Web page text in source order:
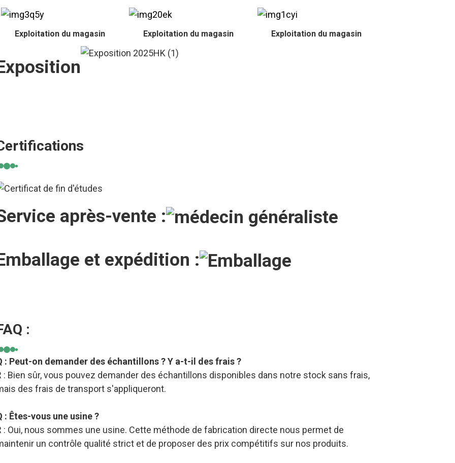
Exploitation du magasin Exploitation du magasin Exploitation du magasin
après-vente :
et expédition :
:
: Peut-on demander des échantillons ? Y a-t-il des frais ?
: Bien sûr, vous pouvez demander des échantillons disponibles dans notre stock sans frais,
des frais de transport s'appliqueront.
: Êtes-vous une usine ?
: Oui, nous sommes une usine. Cette méthode de fabrication directe nous permet de
un contrôle qualité strict et de proposer des prix compétitifs sur nos produits.